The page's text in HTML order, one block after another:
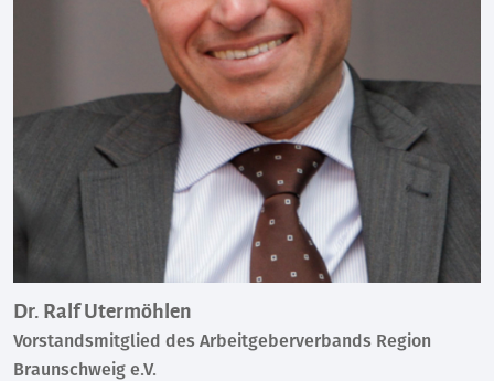
Dr. Ralf Utermöhlen
Vorstandsmitglied des Arbeitgeberverbands Region
Braunschweig e.V.